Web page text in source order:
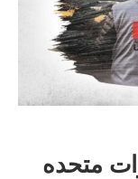
متحده